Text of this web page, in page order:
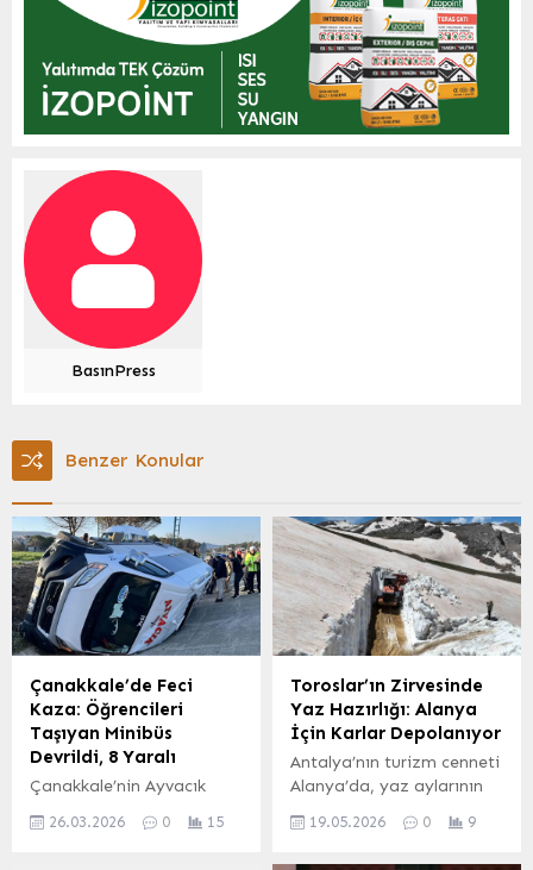
BasınPress
Benzer Konular
Çanakkale’de Feci
Kaza: Öğrencileri
Taşıyan Minibüs
Devrildi, 8 Yaralı
Çanakkale’nin Ayvacık
Yaralı Çanakkale’nin
26.03.2026 0 15
Toroslar’ın Zirvesinde
Yaz Hazırlığı: Alanya
İçin Karlar Depolanıyor
Antalya’nın turizm cenneti
Alanya’da, yaz aylarının
lezzeti karlama için
19.05.2026 0 9